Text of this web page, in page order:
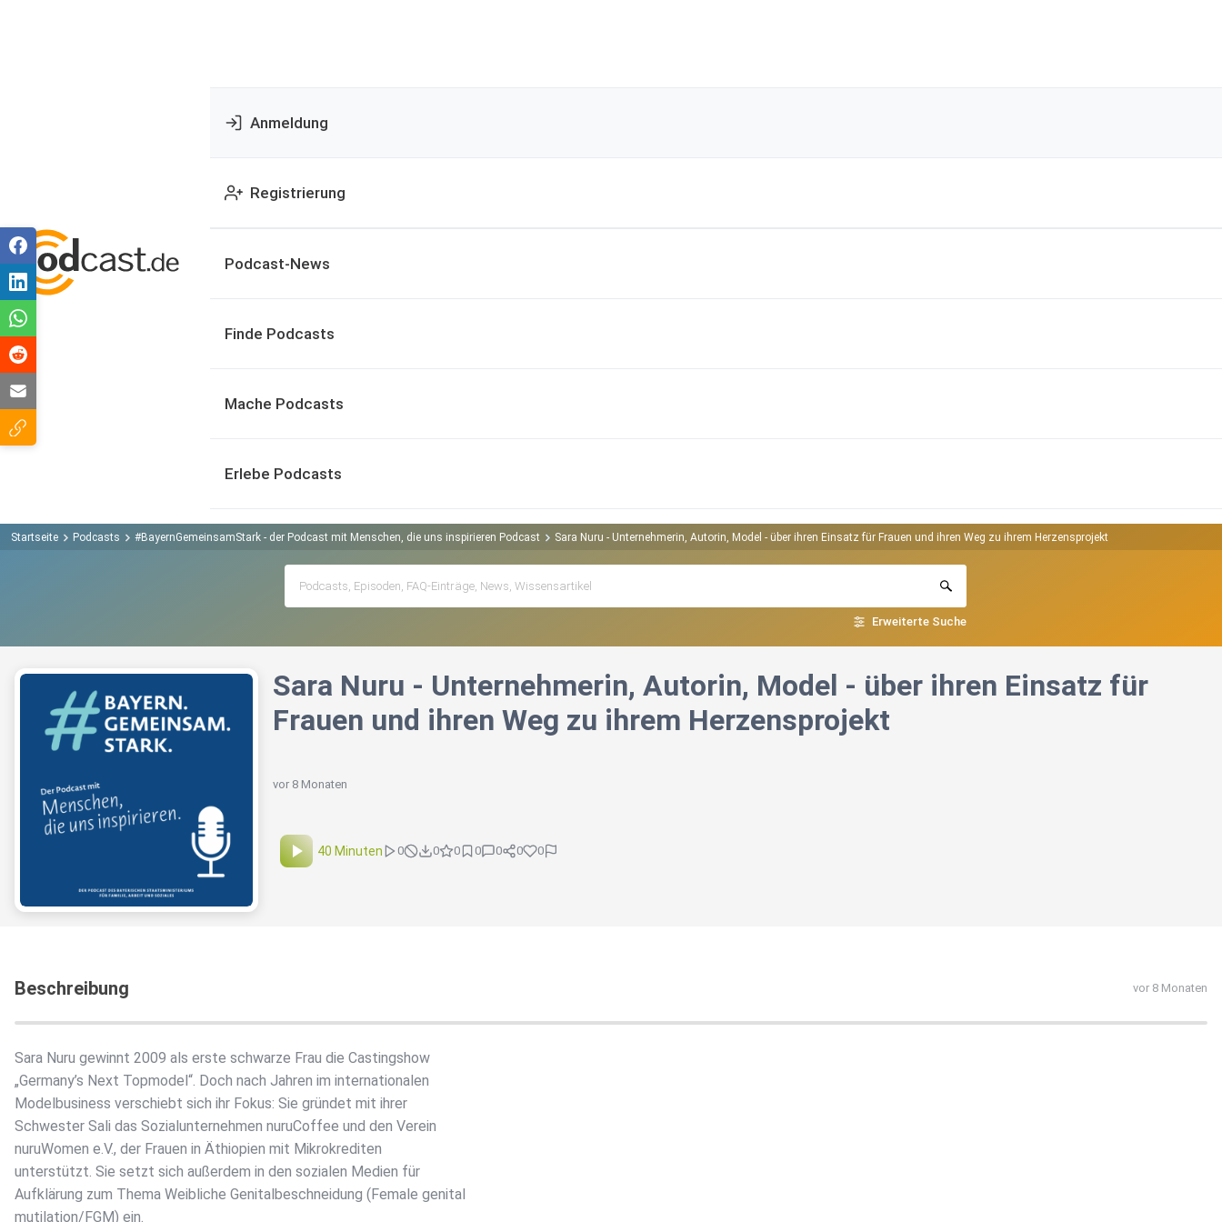
Anmeldung
Registrierung
Podcast-News
Finde Podcasts
Mache Podcasts
Erlebe Podcasts
Startseite Podcasts #BayernGemeinsamStark - der Podcast mit Menschen, die uns inspirieren Podcast Sara Nuru - Unternehmerin, Autorin, Model - über ihren Einsatz für Frauen und ihren Weg zu ihrem Herzensprojekt
Erweiterte Suche
Sara Nuru - Unternehmerin, Autorin, Model - über ihren Einsatz für
Frauen und ihren Weg zu ihrem Herzensprojekt
vor 8 Monaten
40 Minuten 0 0 0 0 0 0 0
Beschreibung vor 8 Monaten
Sara Nuru gewinnt 2009 als erste schwarze Frau die Castingshow
„Germany’s Next Topmodel“. Doch nach Jahren im internationalen
Modelbusiness verschiebt sich ihr Fokus: Sie gründet mit ihrer
Schwester Sali das Sozialunternehmen nuruCoffee und den Verein
nuruWomen e.V., der Frauen in Äthiopien mit Mikrokrediten
unterstützt. Sie setzt sich außerdem in den sozialen Medien für
Aufklärung zum Thema Weibliche Genitalbeschneidung (Female genital
mutilation/FGM) ein.